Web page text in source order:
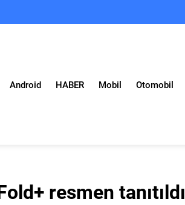
Android HABER Mobil Otomobil
resmen tanıtıldı